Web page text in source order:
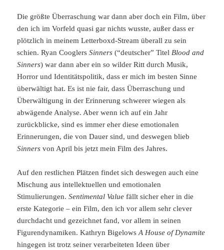
Die größte Überraschung war dann aber doch ein Film, über
den ich im Vorfeld quasi gar nichts wusste, außer dass er
plötzlich in meinem Letterboxd-Stream überall zu sein
schien. Ryan CooglersSinners (“deutscher” Titel Blood and
Sinners) war dann aber ein so wilder Ritt durch Musik,
Horror und Identitätspolitik, dass er mich im besten Sinne
überwältigt hat. Es ist nie fair, dass Überraschung und
Überwältigung in der Erinnerung schwerer wiegen als
abwägende Analyse. Aber wenn ich auf ein Jahr
zurückblicke, sind es immer eher diese emotionalen
Erinnerungen, die von Dauer sind, und deswegen blieb
Sinners von April bis jetzt mein Film des Jahres.
Auf den restlichen Plätzen findet sich deswegen auch eine
Mischung aus intellektuellen und emotionalen
Stimulierungen.Sentimental Value fällt sicher eher in die
erste Kategorie – ein Film, den ich vor allem sehr clever
durchdacht und gezeichnet fand, vor allem in seinen
Figurendynamiken. Kathryn BigelowsA House of Dynamite
hingegen ist trotz seiner verarbeiteten Ideen über